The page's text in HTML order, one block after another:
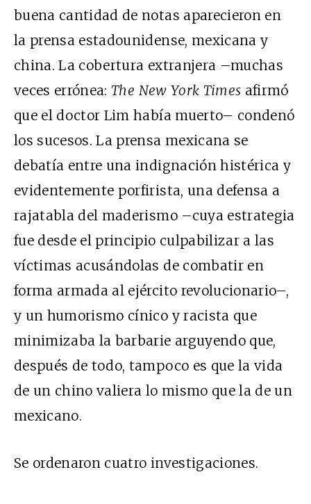
buena cantidad de notas aparecieron en
la prensa estadounidense, mexicana y
china. La cobertura extranjera –muchas
veces errónea:The New York Times afirmó
que el doctor Lim había muerto– condenó
los sucesos. La prensa mexicana se
debatía entre una indignación histérica y
evidentemente porfirista, una defensa a
rajatabla del maderismo –cuya estrategia
fue desde el principio culpabilizar a las
víctimas acusándolas de combatir en
forma armada al ejército revolucionario–,
y un humorismo cínico y racista que
minimizaba la barbarie arguyendo que,
después de todo, tampoco es que la vida
de un chino valiera lo mismo que la de un
mexicano.
Se ordenaron cuatro investigaciones.